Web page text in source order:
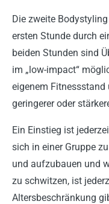
Die zweite
ersten Stunde durch
beiden Stunden sind
im „low-impact“
eigenem Fitnessstand
geringerer oder
Ein Einstieg ist
sich in einer Gruppe
und aufzubauen und
zu schwitzen, ist
Altersbeschränkung